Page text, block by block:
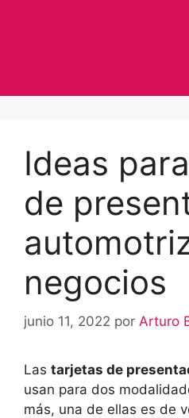
Ideas
de
negocios
junio 11, 2022 por Arturo
Las tarjetas de
usan para dos
más, una de ellas es de